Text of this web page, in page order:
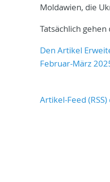
Moldawien, die
Tatsächlich
Den Artikel
Februar-März
Artikel-Feed